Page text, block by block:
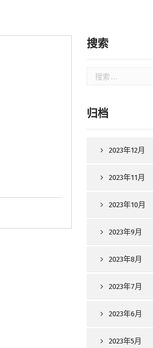
搜索
索：
归档
2023年12月
2023年11月
2023年10月
2023年9月
2023年8月
2023年7月
2023年6月
2023年5月